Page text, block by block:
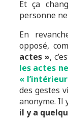
Et ça
personne
En
opposé,
actes »,
les actes
«
des gestes
anonyme. Il
il y a